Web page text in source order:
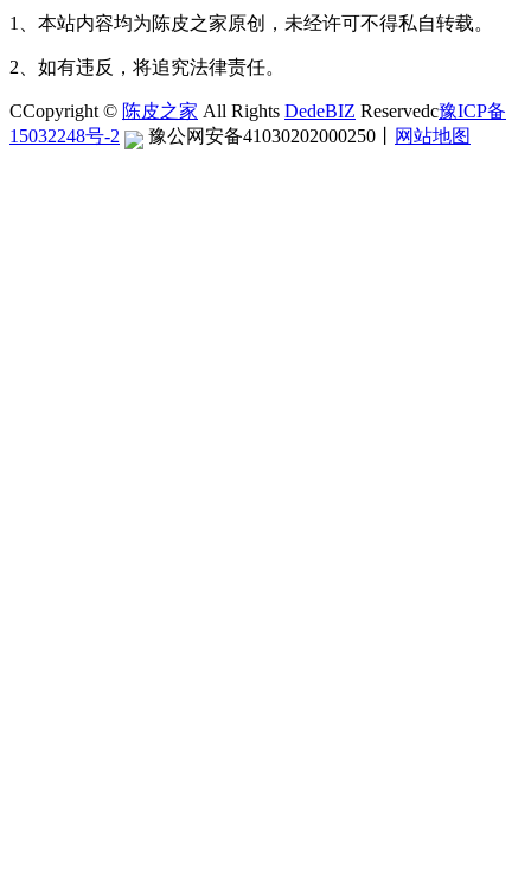
1、本站内容均为陈皮之家原创，未经许可不得私自转载。
2、如有违反，将追究法律责任。
CCopyright © 陈皮之家 All Rights DedeBIZ Reservedc豫ICP备
15032248号-2
豫公网安备41030202000250 网站地图